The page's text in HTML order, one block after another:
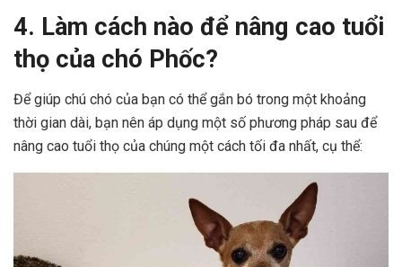
4. Làm cách nào để nâng cao tuổi
thọ của chó Phốc?
Để giúp chú chó của bạn có thể gắn bó trong một khoảng
thời gian dài, bạn nên áp dụng một số phương pháp sau để
nâng cao tuổi thọ của chúng một cách tối đa nhất, cụ thể: